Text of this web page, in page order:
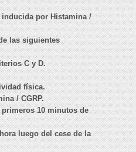
inducida por Histamina /
las siguientes
C y D.
física.
/ CGRP.
10 minutos de
luego del cese de la